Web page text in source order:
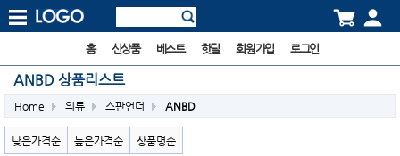
홈 신상품 베스트 핫딜 회원가입 로그인
ANBD 상품리스트
Home 의류 스판언더 ANBD
낮은가격순 높은가격순 상품명순